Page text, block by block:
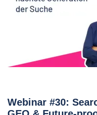
Webinar #30: